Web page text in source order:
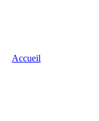
Accueil